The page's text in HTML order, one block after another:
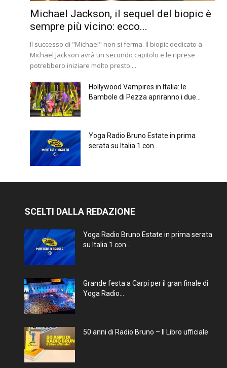
Michael Jackson, il sequel del biopic è
sempre più vicino: ecco...
Il successo di "Michael" non si ferma. Il biopic dedicato a
Michael Jackson avrà un secondo capitolo e le riprese
potrebbero iniziare molto presto....
Hollywood Vampires in Italia: le
Bambole di Pezza apriranno i due...
Yoga Radio Bruno Estate in prima
serata su Italia 1 con...
SCELTI DALLA REDAZIONE
Yoga Radio Bruno Estate in prima serata
su Italia 1 con...
Grande festa a Carpi per il gran finale di
Yoga Radio...
50 anni di Radio Bruno – Il Libro ufficiale